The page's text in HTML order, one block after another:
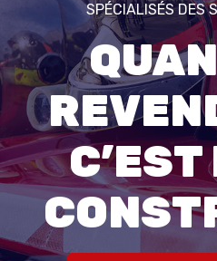
SPÉCIALISÉS DES